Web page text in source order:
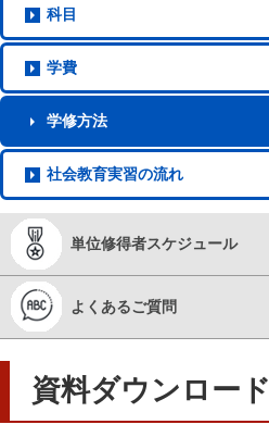
科目
学費
学修方法
社会教育実習の流れ
単位修得者スケジュール
よくあるご質問
資料ダウンロード